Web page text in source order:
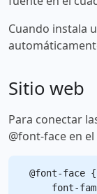
Cuando instala
Sitio web
Para conectar
@font-face en
@font-face {
font-